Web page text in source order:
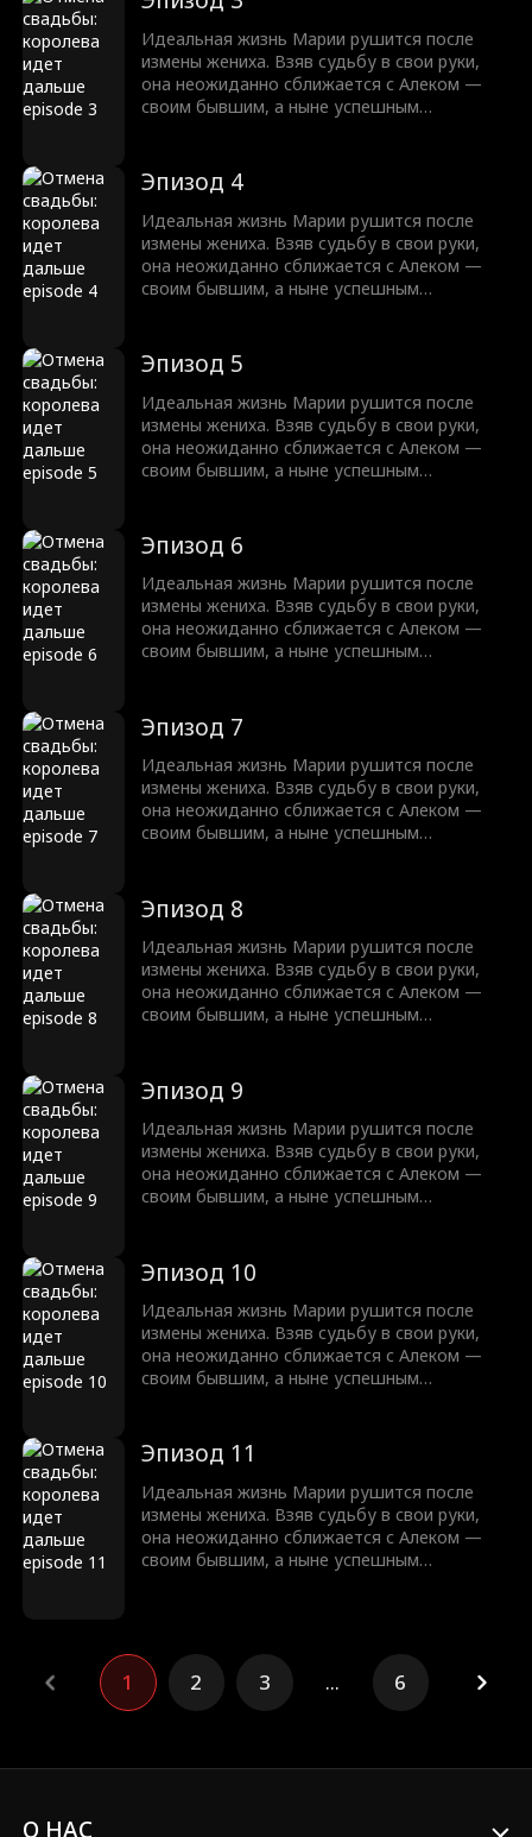
непредсказуема, полна страсти и
противиться ей невозможно.
Идеальная жизнь Марии рушится после
измены жениха. Взяв судьбу в свои руки,
она неожиданно сближается с Алеком —
своим бывшим, а ныне успешным
понимает, что настоящая любовь
непредсказуема, полна страсти и
противиться ей невозможно.
Эпизод 4
Идеальная жизнь Марии рушится после
измены жениха. Взяв судьбу в свои руки,
она неожиданно сближается с Алеком —
своим бывшим, а ныне успешным
понимает, что настоящая любовь
непредсказуема, полна страсти и
противиться ей невозможно.
Эпизод 5
Идеальная жизнь Марии рушится после
измены жениха. Взяв судьбу в свои руки,
она неожиданно сближается с Алеком —
своим бывшим, а ныне успешным
понимает, что настоящая любовь
непредсказуема, полна страсти и
противиться ей невозможно.
Эпизод 6
Идеальная жизнь Марии рушится после
измены жениха. Взяв судьбу в свои руки,
она неожиданно сближается с Алеком —
своим бывшим, а ныне успешным
понимает, что настоящая любовь
непредсказуема, полна страсти и
противиться ей невозможно.
Эпизод 7
Идеальная жизнь Марии рушится после
измены жениха. Взяв судьбу в свои руки,
она неожиданно сближается с Алеком —
своим бывшим, а ныне успешным
понимает, что настоящая любовь
непредсказуема, полна страсти и
противиться ей невозможно.
Эпизод 8
Идеальная жизнь Марии рушится после
измены жениха. Взяв судьбу в свои руки,
она неожиданно сближается с Алеком —
своим бывшим, а ныне успешным
понимает, что настоящая любовь
непредсказуема, полна страсти и
противиться ей невозможно.
Эпизод 9
Идеальная жизнь Марии рушится после
измены жениха. Взяв судьбу в свои руки,
она неожиданно сближается с Алеком —
своим бывшим, а ныне успешным
понимает, что настоящая любовь
непредсказуема, полна страсти и
противиться ей невозможно.
Эпизод 10
Идеальная жизнь Марии рушится после
измены жениха. Взяв судьбу в свои руки,
она неожиданно сближается с Алеком —
своим бывшим, а ныне успешным
понимает, что настоящая любовь
непредсказуема, полна страсти и
противиться ей невозможно.
Эпизод 11
Идеальная жизнь Марии рушится после
измены жениха. Взяв судьбу в свои руки,
она неожиданно сближается с Алеком —
своим бывшим, а ныне успешным
непредсказуема, полна страсти и
противиться ей невозможно.
1 2 3 ... 6
О НАС